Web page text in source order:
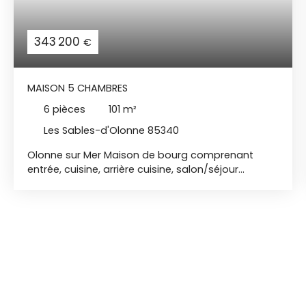
343 200 €
MAISON 5 CHAMBRES
6 pièces 101 m²
Les Sables-d'Olonne 85340
Olonne sur Mer Maison de bourg comprenant
entrée, cuisine, arrière cuisine, salon/séjour